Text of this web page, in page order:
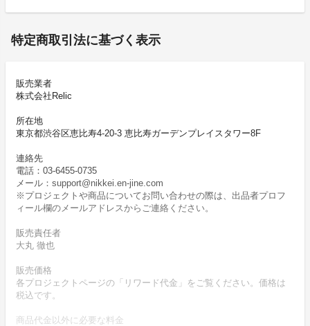
特定商取引法に基づく表示
販売業者
株式会社Relic
所在地
東京都渋谷区恵比寿4-20-3 恵比寿ガーデンプレイスタワー8F
連絡先
電話：03-6455-0735
メール：support@nikkei.en-jine.com
※プロジェクトや商品についてお問い合わせの際は、出品者プロフ
ィール欄のメールアドレスからご連絡ください。
販売責任者
大丸 徹也
販売価格
各プロジェクトページの「リワード代金」をご覧ください。価格は
税込です。
商品代金以外に必要な料金